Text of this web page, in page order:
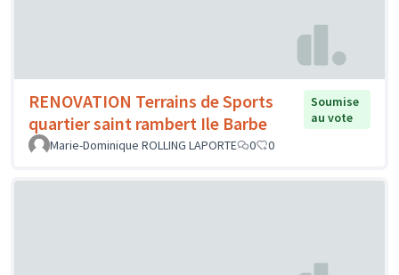
RENOVATION Terrains de Sports
quartier saint rambert Ile Barbe
Soumise
au vote
Marie-Dominique ROLLING LAPORTE
0 0